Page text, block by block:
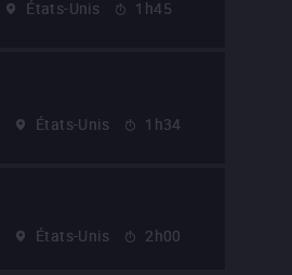
États-Unis 1h45
États-Unis 1h34
États-Unis 2h00